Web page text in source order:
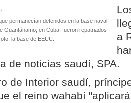
permanecían detenidos en la base naval
Guantánamo, en Cuba, fueron repatriados
la base de EEUU.
a
de noticias saudí, SPA.
de Interior saudí,
el reino wahabí